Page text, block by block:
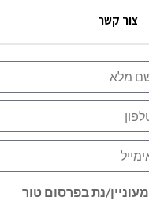
צור קשר
מעוניין/נת בפרסום טור